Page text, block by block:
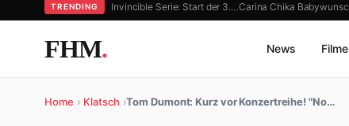
TRENDING Invincible Serie: Start der 3.… Carina Chika
FHM. News
Home › Klatsch ›Tom Dumont: Kurz vor Konzertreihe! "No…